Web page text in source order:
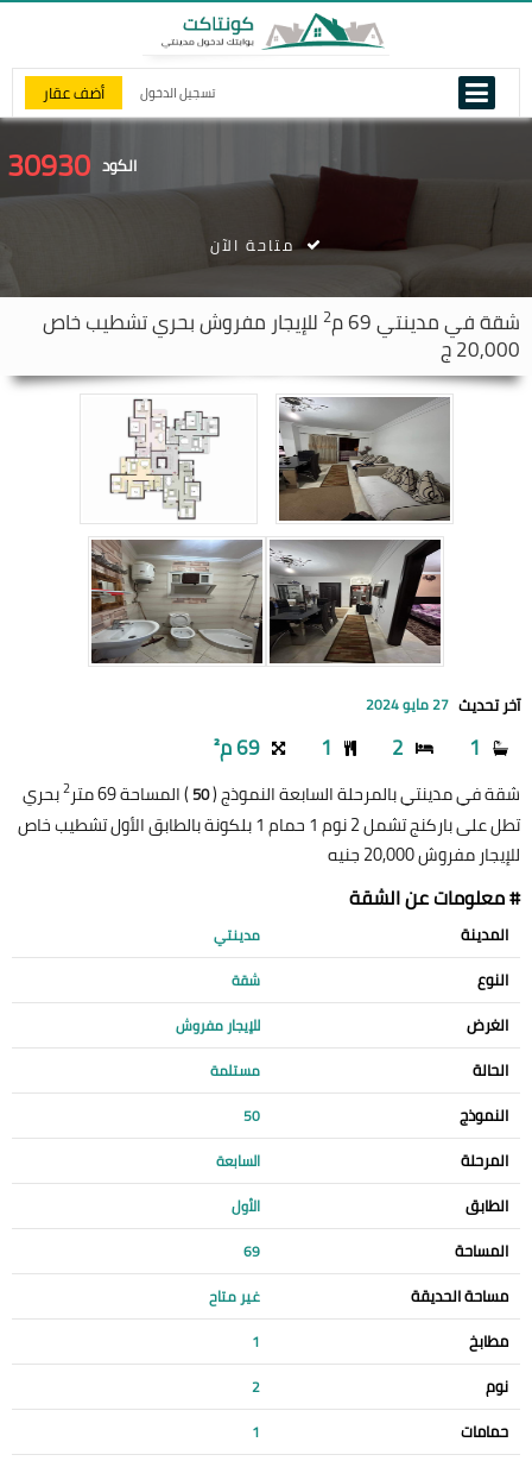
تسجيل الدخول أضف عقار
الكود 30930
شقة فيمدينتي 2 للإيجار مفروش بحري تشطيب خاص
20,000 ج
متاحة الآن
آخر تحديث 27 مايو 2024
1
2
1 69 م²
شقة في مدينتي بالمرحلة السابعة النموذج (50) المساحة 69 متر 2بحري
تطل على باركنج تشمل 2 نوم 1 حمام 1 بلكونة بالطابق الأول تشطيب خاص
للإيجار مفروش 20,000 جنيه
# معلومات عن الشقة
المدينة مدينتي
النوع شقة
الغرض للإيجار مفروش
الحالة مستلمة
النموذج 50
المرحلة السابعة
الطابق الأول
المساحة 69
مساحة الحديقة غير متاح
مطابخ 1
نوم 2
حمامات 1